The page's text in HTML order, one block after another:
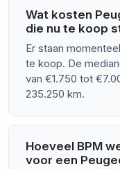
Wat kosten
die nu te koop
Er staan
te koop. De
van €1.750 tot
235.250 km.
Hoeveel BPM
voor een